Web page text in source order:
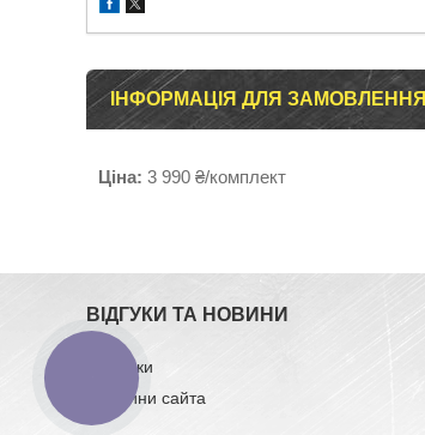
ІНФОРМАЦІЯ ДЛЯ ЗАМОВЛЕННЯ
Ціна: 3 990 ₴/комплект
ВІДГУКИ ТА НОВИНИ
Відгуки
Новини сайта